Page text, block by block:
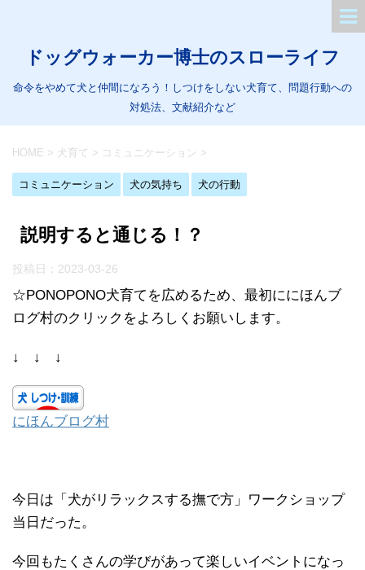
ドッグウォーカー博士のスローライフ
命令をやめて犬と仲間になろう！しつけをしない犬育て、問題行動への
対処法、文献紹介など
HOME > 犬育て > コミュニケーション >
コミュニケーション 犬の気持ち 犬の行動
説明すると通じる！？
投稿日： 2023-03-26
☆PONOPONO犬育てを広めるため、最初ににほんブ
ログ村のクリックをよろしくお願いします。
↓ ↓ ↓
にほんブログ村
今日は「犬がリラックスする撫で方」ワークショップ
当日だった。
今回もたくさんの学びがあって楽しいイベントになっ